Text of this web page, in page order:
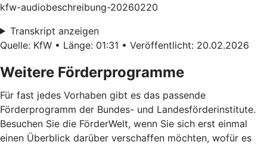
kfw-audiobeschreibung-20260220
Transkript anzeigen
Quelle: KfW • Länge: 01:31 • Veröffentlicht: 20.02.2026
Weitere Förderprogramme
Für fast jedes Vorhaben gibt es das passende
Förderprogramm der Bundes- und Landesförderinstitute.
Besuchen Sie die FörderWelt, wenn Sie sich erst einmal
einen Überblick darüber verschaffen möchten, wofür es